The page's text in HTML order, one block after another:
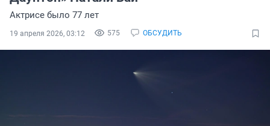
Актрисе было 77 лет
575 ОБСУДИТЬ
19 апреля 2026, 03:12